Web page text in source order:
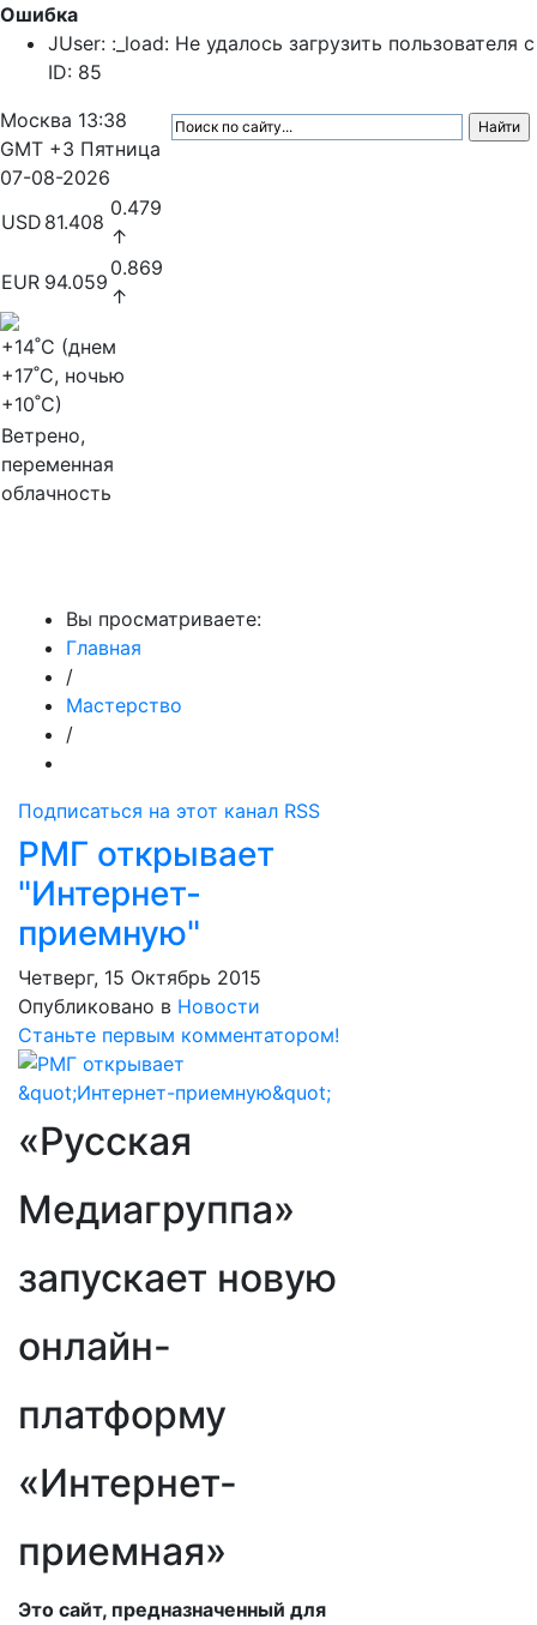
Ошибка
JUser: :_load: Не удалось загрузить пользователя с
ID: 85
Москва 13:38
GMT +3 Пятница
07-08-2026
USD 81.408
0.479
↑
EUR 94.059
0.869
↑
+14˚C (днем
+17˚C, ночью
+10˚C)
Ветрено,
переменная
облачность
Вы просматриваете:
Главная
/
Мастерство
/
Подписаться на этот канал RSS
РМГ открывает
"Интернет-
приемную"
Четверг, 15 Октябрь 2015
Опубликовано в Новости
Станьте первым комментатором!
«Русская
Медиагруппа»
запускает новую
онлайн-
платформу
«Интернет-
приемная»
Это сайт, предназначенный для